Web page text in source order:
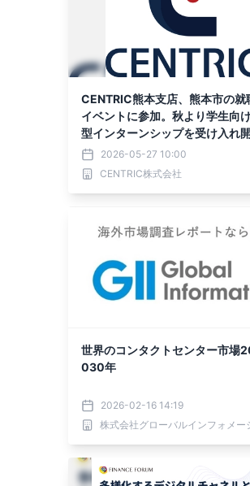
CENTRIC熊本支店、熊本市の就
イベントに参加。秋より学生向
型インターンシップを受け入れ
2026-05-27 10:00
CENTRIC株式会社
世界のコンタクトセンター市場
030年
2026-02-16 14:19
株式会社グローバルインフォメー